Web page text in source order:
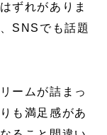
ずれがありま
SNSでも話題
ームが詰まっ
も満足感があ